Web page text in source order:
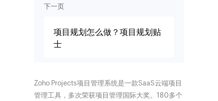
下一页
项目规划怎么做？项目规划贴
士
Zoho Projects项目管理系统是一款SaaS云端项目
管理工具，多次荣获项目管理国际大奖。180多个